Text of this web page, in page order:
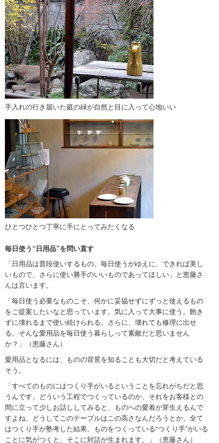
手入れの行き届いた庭の緑が自然と目に入って心地いい
ひとつひとつ丁寧に手にとってみたくなる
毎日使う“日用品”を問い直す
「日用品は普段使いするもの。毎日使うがゆえに、できれば美し
いもので、さらに使い勝手のいいものであってほしい」と恵藤さ
んは言います。
「毎日使う必要なものこそ、何かに妥協せずにずっと使えるもの
をご提案したいなと思っています。気に入って大事に使う。飽き
ずに壊れるまで使い続けられる。さらに、壊れても修理に出せ
る。そんな愛用品を毎日使う暮らしって素敵だと思いません
か？」（恵藤さん）
愛用品となるには、ものの背景を知ることも大切だと考えている
そう。
「すべてのものにはつくり手がいるということを忘れがちだと思
うんです。どういう工程でつくっているのか、それをお客様との
間に立って少しお話ししてみると、ものへの愛着が芽生えるんで
すよね。どうしてこのテーブルはこの高さなんだろうとか、全て
はつくり手が塾考した結果。ものをつくっている“つくり手”がいる
ことに気がつくと、そこに対話が生まれます。」（恵藤さん）